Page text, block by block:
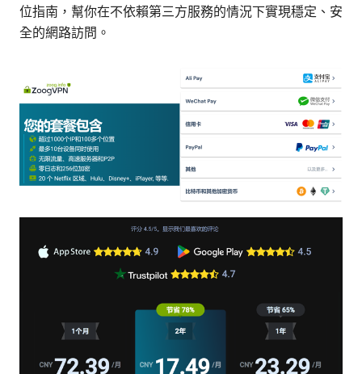
位指南，幫你在不依賴第三方服務的情況下實現穩定、安
全的網路訪問。